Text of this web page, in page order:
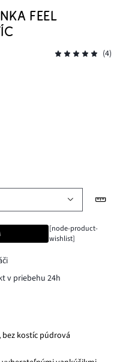
FEEL
(4)
[node-product-
wishlist]
v priebehu 24h
kostíc púdrová